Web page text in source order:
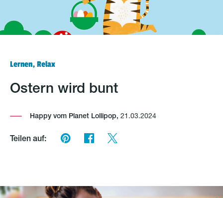
Lernen, Relax
Ostern wird bunt
Happy vom Planet Lollipop, 21.03.2024
Teilen auf: